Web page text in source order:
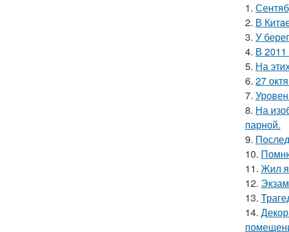
1.
2. В
3. У
4. В 2011
5. На
6. 27
7.
8. На
парной.
9.
10.
11. Жил я
12.
13.
14.